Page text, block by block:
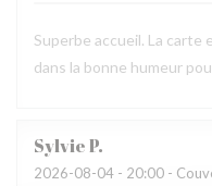
Superbe accueil. La
dans la bonne humeur
SylvieP
2026-08-04 - 20:00 -